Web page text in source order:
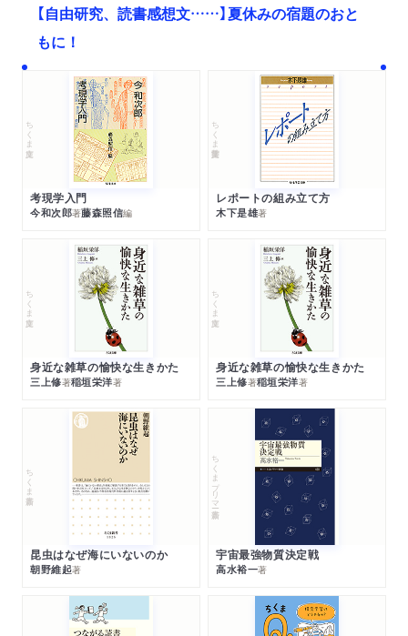
【自由研究、読書感想文……】夏休みの宿題のおと
もに！
ちくま文庫
考現学入門
今和次郎著藤森照信編
ちくま学芸文庫
レポートの組み立て方
木下是雄著
ちくま文庫
身近な雑草の愉快な生きかた
三上修著稲垣栄洋著
ちくま文庫
身近な雑草の愉快な生きかた
三上修著稲垣栄洋著
ちくま新書
昆虫はなぜ海にいないのか
朝野維起著
ちくまプリマー新書
宇宙最強物質決定戦
高水裕一著